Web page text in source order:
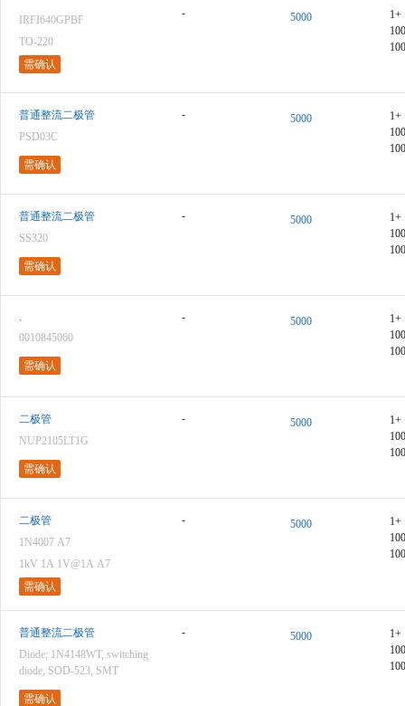
IRFI640GPBF
TO-220
需确认
- 5000
1+
普通整流二极管
PSD03C
需确认
- 5000
1+
普通整流二极管
SS320
需确认
- 5000
1+
.
0010845060
需确认
- 5000
1+
二极管
NUP2105LT1G
需确认
- 5000
1+
二极管
1N4007 A7
1kV 1A 1V@1A A7
需确认
- 5000
1+
普通整流二极管
Diode; 1N4148WT, switching
diode, SOD-523, SMT
需确认
- 5000
1+